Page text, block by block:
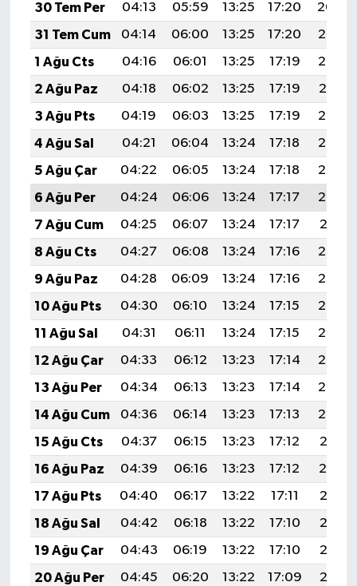
30 Tem Per
04:13 05:59 13:25 17:20
20:40
31 Tem Cum
04:14 06:00 13:25 17:20
20:39
1 Ağu Cts
04:16 06:01 13:25 17:19
20:38
2 Ağu Paz
04:18 06:02 13:25 17:19
20:37
3 Ağu Pts
04:19 06:03 13:25 17:19
20:36
4 Ağu Sal
04:21 06:04 13:24 17:18
20:35
5 Ağu Çar
04:22 06:05 13:24 17:18
20:34
6 Ağu Per
04:24 06:06 13:24 17:17
20:32
7 Ağu Cum
04:25 06:07 13:24 17:17
20:31
8 Ağu Cts
04:27 06:08 13:24 17:16
20:30
9 Ağu Paz
04:28 06:09 13:24 17:16
20:29
10 Ağu Pts
04:30 06:10 13:24 17:15
20:27
11 Ağu Sal
04:31 06:11 13:24 17:15
20:26
12 Ağu Çar
04:33 06:12 13:23 17:14
20:25
13 Ağu Per
04:34 06:13 13:23 17:14
20:23
14 Ağu Cum
04:36 06:14 13:23 17:13
20:22
15 Ağu Cts
04:37 06:15 13:23 17:12
20:21
16 Ağu Paz
04:39 06:16 13:23 17:12
20:19
17 Ağu Pts
04:40 06:17 13:22 17:11
20:18
18 Ağu Sal
04:42 06:18 13:22 17:10
20:16
19 Ağu Çar
04:43 06:19 13:22 17:10
20:15
20 Ağu Per
04:45 06:20 13:22 17:09
20:13